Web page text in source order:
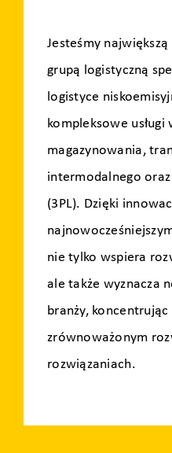
Jesteśmy
grupą logistyczną
logistyce
kompleksowe usługi
magazynowania,
intermodalnego
(3PL). Dzięki
nie tylko wspiera
ale także wyznacza
branży, koncentrując
zrównoważonym
rozwiązaniach.